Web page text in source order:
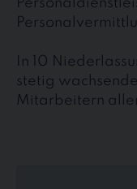
In 10
stetig
Mitarbeitern